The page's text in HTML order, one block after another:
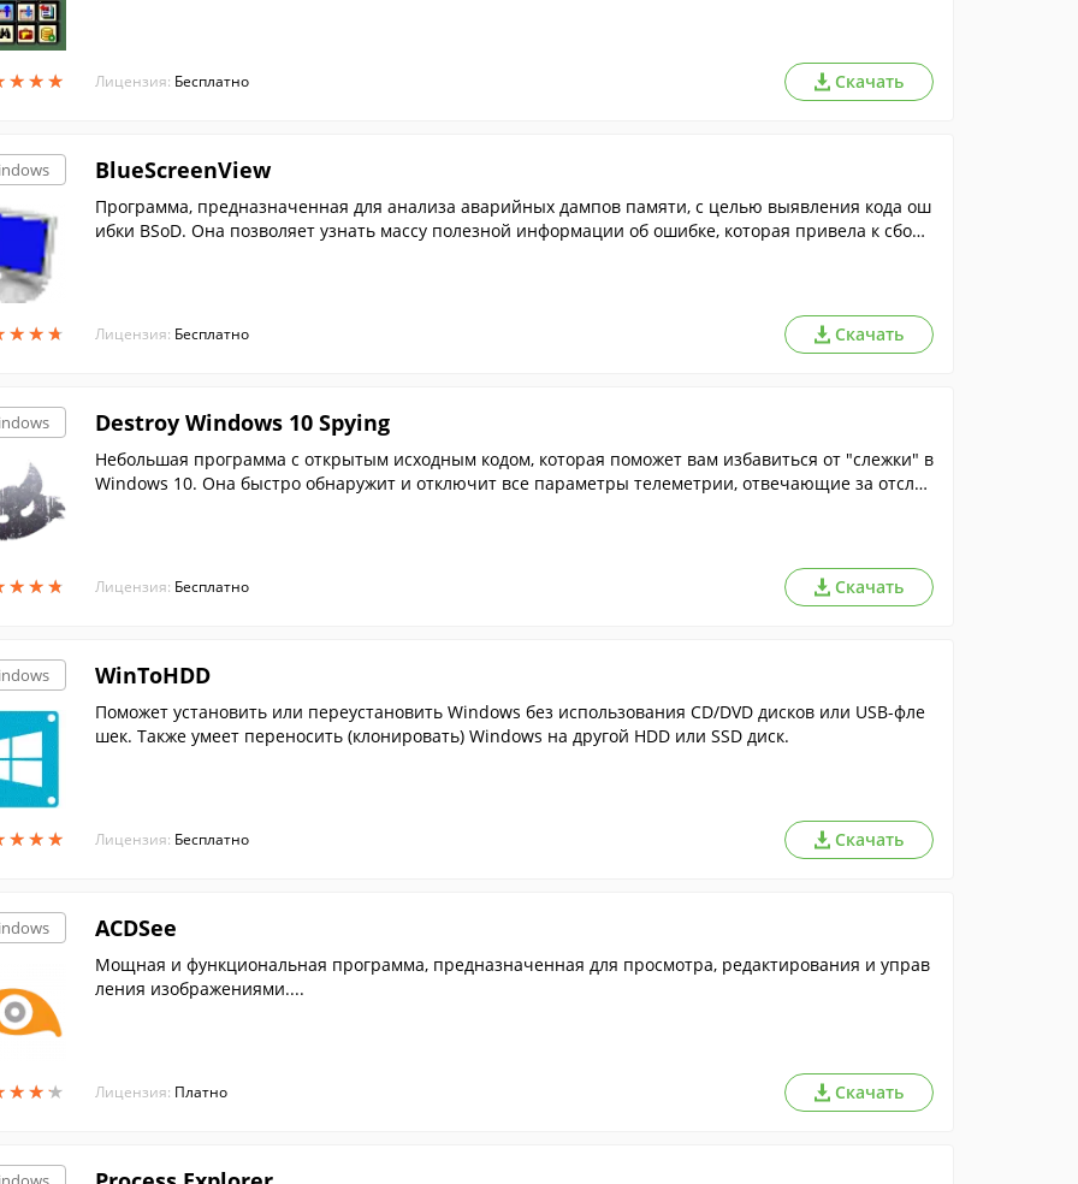
★★★
★★★ Лицензия: Бесплатно Скачать
★★★
★★★
BlueScreenView
Программа, предназначенная для анализа аварийных дампов памяти, с целью выявления кода ош
ибки BSoD. Она позволяет узнать массу полезной информации об ошибке, которая привела к сбою
Лицензия: Бесплатно Скачать
★★★
★★★
Destroy Windows 10 Spying
Небольшая программа с открытым исходным кодом, которая поможет вам избавиться от "слежки" в
Windows 10. Она быстро обнаружит и отключит все параметры телеметрии, отвечающие за отсле
Лицензия: Бесплатно Скачать
★★★
★★★
WinToHDD
Поможет установить или переустановить Windows без использования CD/DVD дисков или USB-фле
шек. Также умеет переносить (клонировать) Windows на другой HDD или SSD диск.
Лицензия: Бесплатно Скачать
★★★
★★★
ACDSee
Мощная и функциональная программа, предназначенная для просмотра, редактирования и управ
ления изображениями....
Лицензия: Платно Скачать